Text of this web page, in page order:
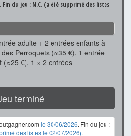
Fin du jeu : N.C. (a été supprimé des listes
adulte + 2 entrées enfants à
Perroquets (≈35 €), 1 entrée
(≈25 €), 1 × 2 entrées
terminé
le 30/06/2026. Fin du jeu :
des listes le 02/07/2026).